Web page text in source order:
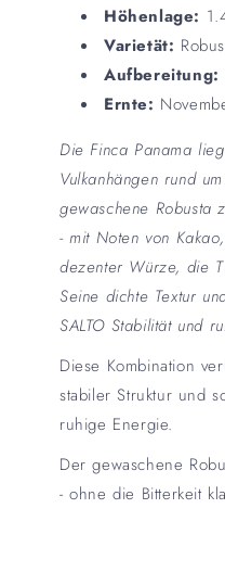
Höhenlage:
Varietät:
Aufbereitung:
Ernte:
Die Finca Panama
Vulkanhängen rund
gewaschene Robusta
- mit Noten von
dezenter Würze, die
Seine dichte Textur
SALTO Stabilität und
Diese Kombination
stabiler Struktur und
ruhige Energie.
Der gewaschene
- ohne die Bitterkeit